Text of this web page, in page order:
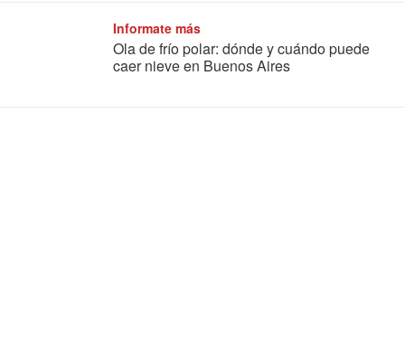
Informate más
Ola de frío polar: dónde y cuándo puede
caer nieve en Buenos Aires